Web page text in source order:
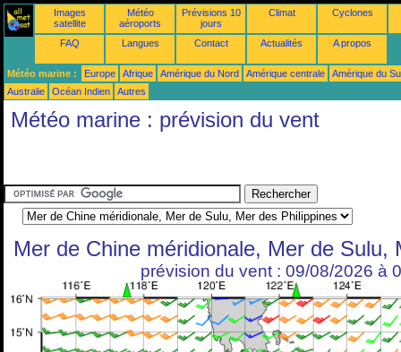
Images
satellite
Météo
aéroports
Prévisions 10
jours
Climat Cyclones
FAQ Langues Contact Actualités A propos
Météo marine : Europe Afrique Amérique du Nord Amérique centrale
Amérique du
Australie
Océan Indien Autres
Météo marine : prévision du vent
Mer de Chine méridionale, Mer de Sulu,
prévision du vent : 09/08/2026 à